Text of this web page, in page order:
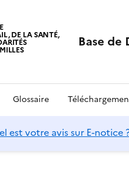
DE LA SANTÉ, Base de
Glossaire
est votre avis sur E-notice